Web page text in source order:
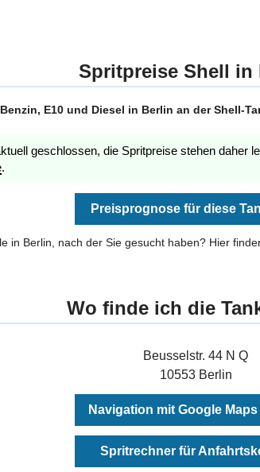
Spritpreise Shell in
E10 und Diesel in Berlin an der Shell-
geschlossen, die Spritpreise stehen daher
.
Preisprognose für diese
in Berlin, nach der Sie gesucht haben? Hier
Wo finde ich die
Beusselstr. 44 N Q
10553 Berlin
Navigation mit Google
Spritrechner für